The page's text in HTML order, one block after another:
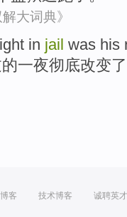
大词典》
in jail was his
的一夜彻底改变了
客 技术博客 诚聘英才